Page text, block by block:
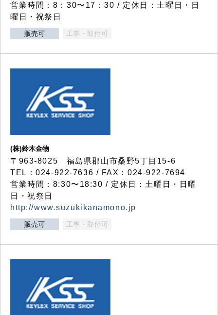
営業時間：8：30〜17：30 / 定休日：土曜日・日
曜日・祝祭日
販売可 工事・取付可
(株)鈴木金物
〒963-8025 福島県郡山市桑野5丁目15-6
TEL：024-922-7636 / FAX：024-922-7694
営業時間：8:30〜18:30 / 定休日：土曜日・日曜
日・祝祭日
http://www.suzukikanamono.jp
販売可 工事・取付可